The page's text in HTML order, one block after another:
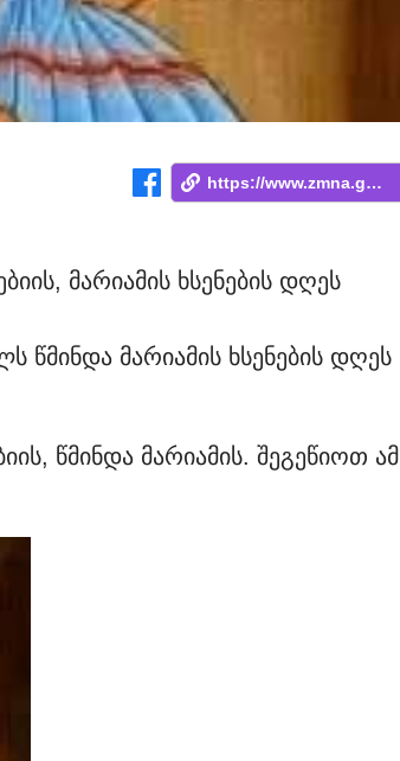
https://www.zmna.ge/news/29-dekembers-gv...
მარიამის ხსენების დღეს
წმინდა მარიამის ხსენების დღეს
წმინდა მარიამის. შეგეწიოთ ამ